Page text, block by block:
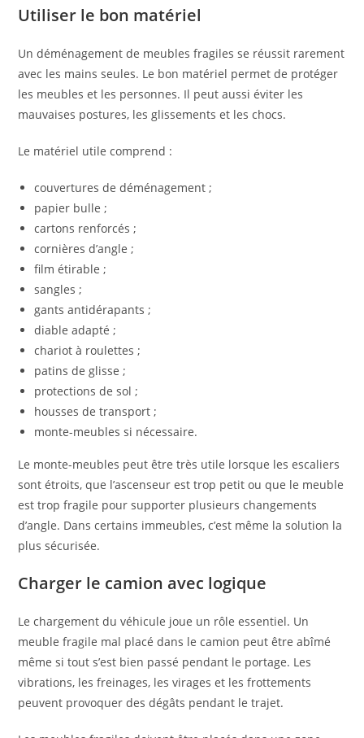
Utiliser le bon matériel
Un déménagement de meubles fragiles se réussit rarement
avec les mains seules. Le bon matériel permet de protéger
les meubles et les personnes. Il peut aussi éviter les
mauvaises postures, les glissements et les chocs.
Le matériel utile comprend :
couvertures de déménagement ;
papier bulle ;
cartons renforcés ;
cornières d’angle ;
film étirable ;
sangles ;
gants antidérapants ;
diable adapté ;
chariot à roulettes ;
patins de glisse ;
protections de sol ;
housses de transport ;
monte-meubles si nécessaire.
Le monte-meubles peut être très utile lorsque les escaliers
sont étroits, que l’ascenseur est trop petit ou que le meuble
est trop fragile pour supporter plusieurs changements
d’angle. Dans certains immeubles, c’est même la solution la
plus sécurisée.
Charger le camion avec logique
Le chargement du véhicule joue un rôle essentiel. Un
meuble fragile mal placé dans le camion peut être abîmé
même si tout s’est bien passé pendant le portage. Les
vibrations, les freinages, les virages et les frottements
peuvent provoquer des dégâts pendant le trajet.